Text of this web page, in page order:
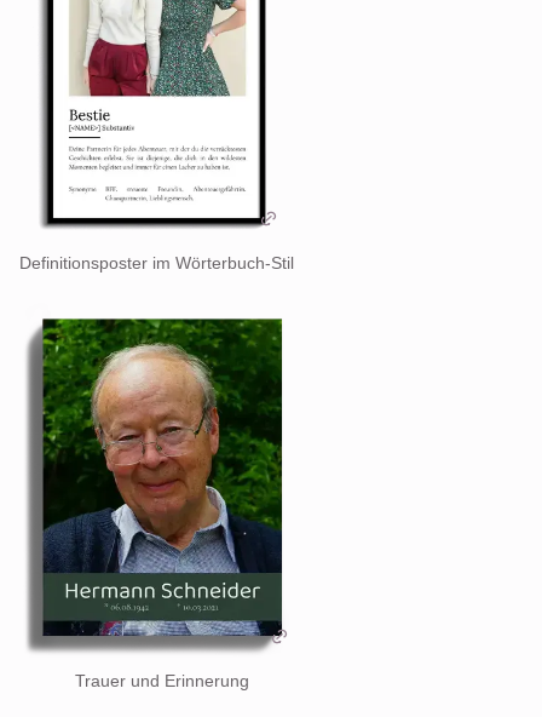
Definitionsposter im Wörterbuch-Stil
Trauer und Erinnerung